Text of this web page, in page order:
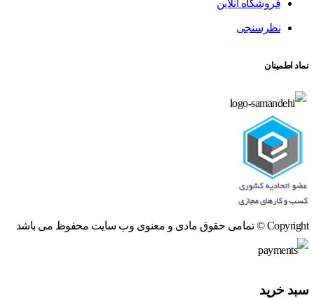
فروشگاه آنلاین
نظرسنجی
نماد اطمینان
Copyright © تمامی حقوق مادی و معنوی وب سایت محفوظ می باشد
سبد خرید